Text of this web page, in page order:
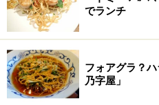
祝日前日11:00～
日11:30～21:00(L.O.20:30)
【定休日】：無休
【地図】：Yahoo! 地図情報
※記事内容は執筆時点のものです
でランチ
フォアグラ？
乃字屋」